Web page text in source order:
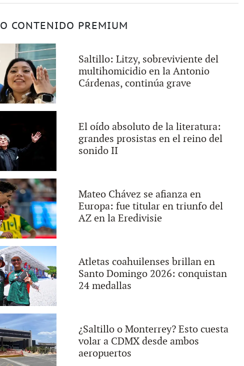
CONTENIDO PREMIUM
Saltillo: Litzy, sobreviviente del
multihomicidio en la Antonio
Cárdenas, continúa grave
El oído absoluto de la literatura:
grandes prosistas en el reino del
sonido II
Mateo Chávez se afianza en
Europa: fue titular en triunfo del
AZ en la Eredivisie
Atletas coahuilenses brillan en
Santo Domingo 2026: conquistan
24 medallas
¿Saltillo o Monterrey? Esto cuesta
volar a CDMX desde ambos
aeropuertos